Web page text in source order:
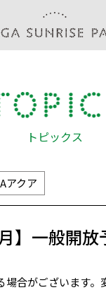
トピックス
アクア
】一般開
合がございます。